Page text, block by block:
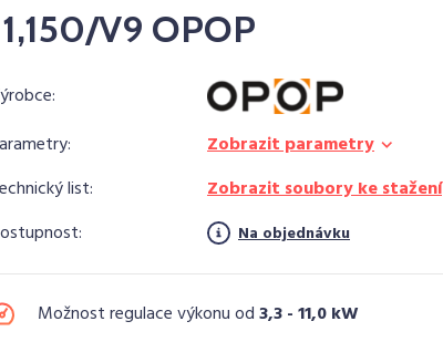
V9 OPOP
Zobrazit parametry
list:
Zobrazit soubory ke stažení
Na objednávku
Možnost regulace výkonu od3,3 - 11,0 kW